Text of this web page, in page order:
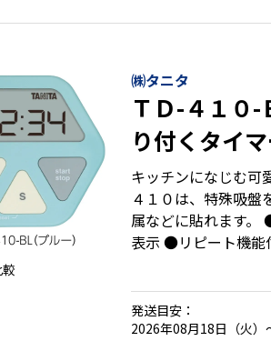
㈱タニタ
ＴＤ-４１０
り付くタイ
キッチンになじむ可
４１０は、特殊吸盤
属などに貼れます
表示 ●リピート機能
発送目安：
2026年08月18日（火）